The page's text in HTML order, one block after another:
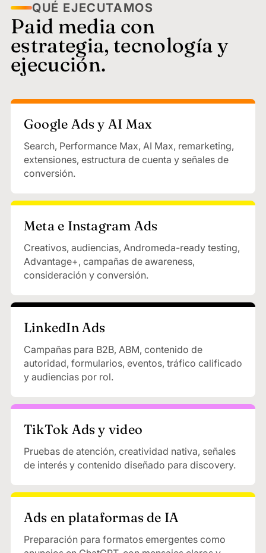
QUÉ EJECUTAMOS
Paid media con
estrategia, tecnología y
ejecución.
Google Ads y AI Max
Search, Performance Max, AI Max, remarketing,
extensiones, estructura de cuenta y señales de
conversión.
Meta e Instagram Ads
Creativos, audiencias, Andromeda-ready testing,
Advantage+, campañas de awareness,
consideración y conversión.
LinkedIn Ads
Campañas para B2B, ABM, contenido de
autoridad, formularios, eventos, tráfico calificado
y audiencias por rol.
TikTok Ads y video
Pruebas de atención, creatividad nativa, señales
de interés y contenido diseñado para discovery.
Ads en plataformas de IA
Preparación para formatos emergentes como